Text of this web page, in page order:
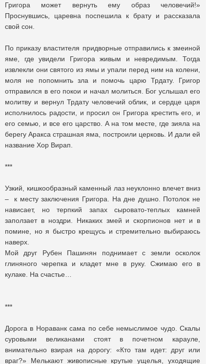
Григора может вернуть ему образ человечий!»
Проснувшись, царевна поспешила к брату и рассказала
свой сон.
По приказу властителя придворные отправились к змеиной
яме, где увидели Григора живым и невредимым. Тогда
извлекли они святого из ямы и упали перед ним на колени,
моля не попомнить зла и помочь царю Трдату. Григор
отправился в его покои и начал молиться. Бог услышал его
молитву и вернул Трдату человечий облик, и сердце царя
исполнилось радости, и просил он Григора крестить его, и
его семью, и все его царство. А на том месте, где зияла на
берегу Аракса страшная яма, построили церковь. И дали ей
название Хор Вирап.
***
Узкий, кишкообразный каменный лаз неуклонно влечет вниз
– к месту заключения Григора. На дне душно. Потолок не
нависает, но терпкий запах сыровато-теплых камней
заползает в ноздри. Никаких змей и скорпионов нет и в
помине, но я быстро крещусь и стремительно выбираюсь
наверх.
Мой друг Рубен Пашинян поднимает с земли осколок
глиняного черепка и кладет мне в руку. Сжимаю его в
кулаке. На счастье…
***
Дорога в Нораванк сама по себе немыслимое чудо. Скалы
суровыми великанами стоят в почетном карауле,
внимательно взирая на дорогу: «Кто там идет: друг или
враг?» Мелькают живописные крутые ущелья, уходящие